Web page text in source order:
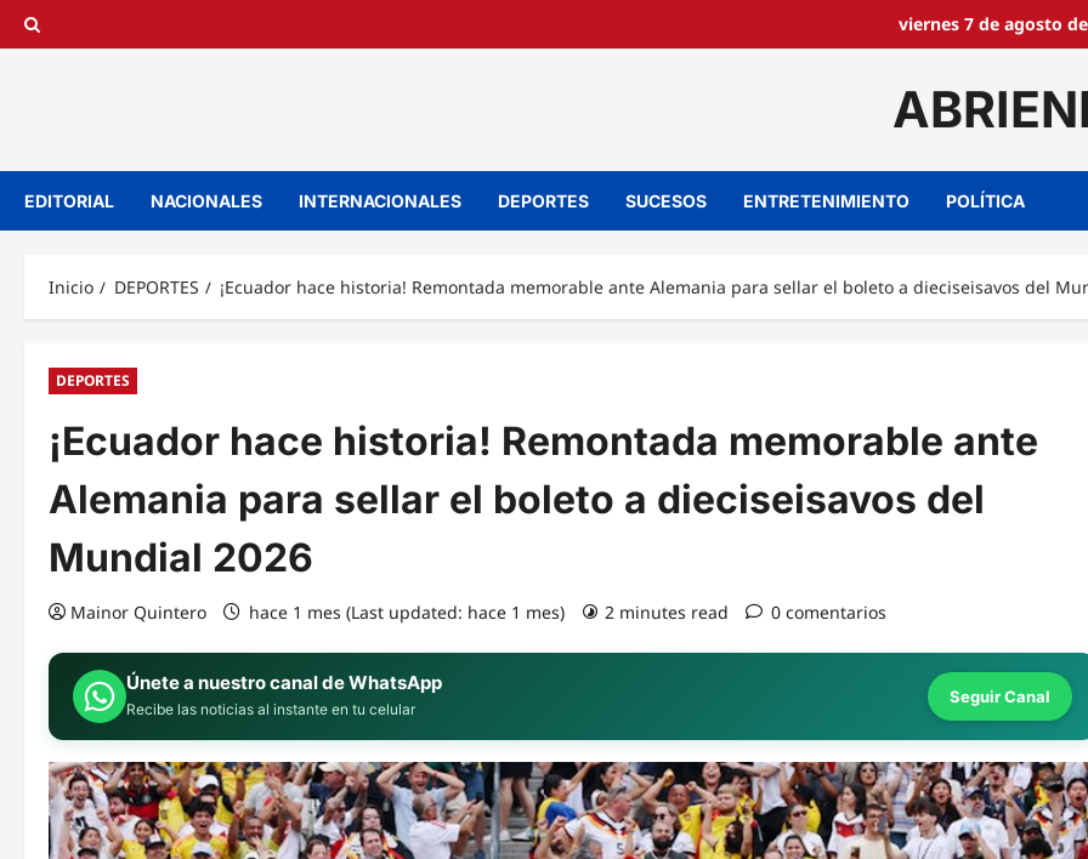
Saltar
viernes 7 de agosto
EDITORIAL NACIONALES INTERNACIONALES DEPORTES SUCESOS ENTRETENIMIENTO POLÍTICA
Inicio DEPORTES ¡Ecuador hace historia! Remontada memorable ante Alemania para sellar el boleto a dieciseisavos del
DEPORTES
¡Ecuador hace historia! Remontada memorable ante
Alemania para sellar el boleto a dieciseisavos del
Mundial 2026
Mainor Quintero hace 1 mes (Last updated: hace 1 mes) 2 minutes read 0 comentarios
Únete a nuestro canal de WhatsApp
Recibe las noticias al instante en tu celular
Seguir Canal